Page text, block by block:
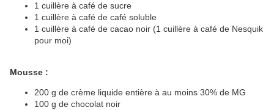
1 cuillère à café de sucre
1 cuillère à café de café soluble
1 cuillère à café de cacao noir (1 cuillère à café de Nesquik
pour moi)
Mousse :
200 g de crème liquide entière à au moins 30% de MG
100 g de chocolat noir